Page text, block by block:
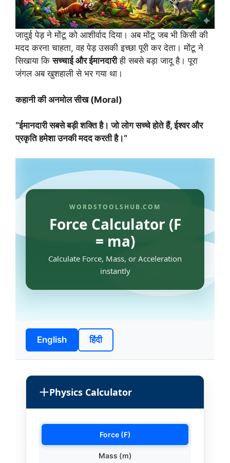
जादुई पेड़ ने मोंटू को आशीर्वाद दिया। अब मोंटू जब भी किसी की
मदद करना चाहता, वह पेड़ उसकी इच्छा पूरी कर देता। मोंटू ने
सिखाया किसच्चाई और ईमानदारीही सबसे बड़ा जादू है। पूरा
जंगल अब खुशहाली से भर गया था।
कहानी की अनमोल सीख(Moral)
“ईमानदारी सबसे बड़ी शक्ति है। जो लोग सच्चे होते हैं,ईश्वर और
प्रकृति हमेशा उनकी मदद करती है।“
WORDSTOOLSHUB.COM
Force Calculator (F
= ma)
Calculate Force, Mass, or Acceleration
instantly
English हिंदी
Physics Calculator
Force (F)
Mass (m)